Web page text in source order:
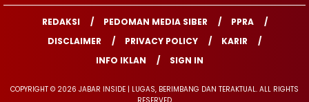
REDAKSI PEDOMAN MEDIA SIBER
PPRA
DISCLAIMER
PRIVACY POLICY
KARIR
INFO IKLAN
SIGN IN
COPYRIGHT © 2026 JABAR INSIDE | LUGAS, BERIMBANG DAN TERAKTUAL. ALL RIGHTS